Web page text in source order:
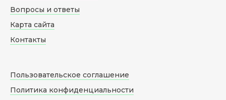
Вопросы и ответы
Карта сайта
Контакты
Пользовательское соглашение
Политика конфиденциальности